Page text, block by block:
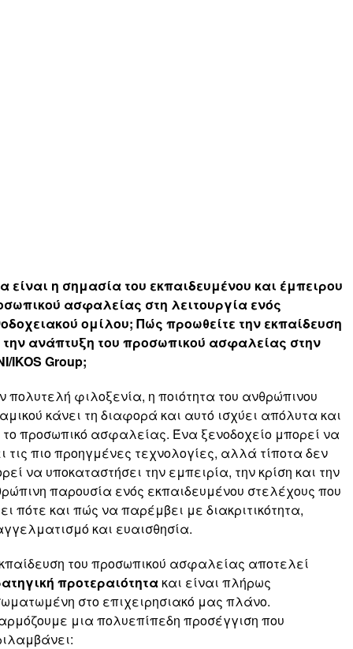
είναι η σημασία του εκπαιδευμένου και έμπειρου
ασφαλείας στη λειτουργία ενός
ομίλου; Πώς προωθείτε την εκπαίδευση
την ανάπτυξη του προσωπικού ασφαλείας στην
IKOS Group;
πολυτελή φιλοξενία, η ποιότητα του ανθρώπινου
κάνει τη διαφορά και αυτό ισχύει απόλυτα και
το προσωπικό ασφαλείας. Ένα ξενοδοχείο μπορεί να
τις πιο προηγμένες τεχνολογίες, αλλά τίποτα δεν
να υποκαταστήσει την εμπειρία, την κρίση και την
παρουσία ενός εκπαιδευμένου στελέχους που
πότε και πώς να παρέμβει με διακριτικότητα,
και ευαισθησία.
του προσωπικού ασφαλείας αποτελεί
προτεραιότητα και είναι πλήρως
στο επιχειρησιακό μας πλάνο.
μια πολυεπίπεδη προσέγγιση που